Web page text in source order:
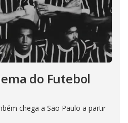
do Futebol
chega a São Paulo a partir